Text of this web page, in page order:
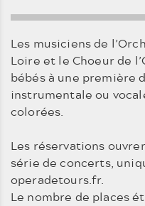
Les musiciens de
Loire et le Choeur de
bébés à une première
instrumentale ou
colorées.
Les réservations
série de concerts,
operadetours.fr.
Le nombre de places